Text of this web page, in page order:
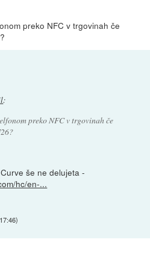
preko NFC v trgovinah če
:
preko NFC v trgovinah če
še ne delujeta -
hc/en-...
)